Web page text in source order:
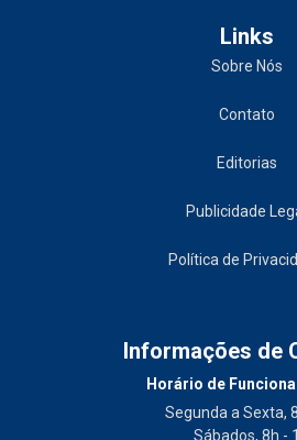
Links
Sobre Nós
Contato
Editorias
Publicidade
Política de
Informações de
Horário de
Segunda a Sexta,
Sábados, 8h -